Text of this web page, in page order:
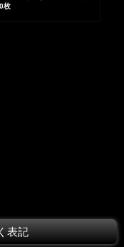
枚
表記